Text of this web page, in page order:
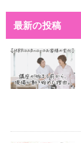
最新の投稿